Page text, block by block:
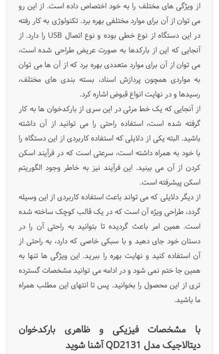
از ویژگی های مختلف را به خود اختصاص داده است. از این رو
می توان از آن برای موارد مختلفی بهره برد. تکنولوژی به کار رفته
در این دستگاه از نوع خطی بوده و نوع اتصال USB را دارد. از
آنجایی که این از بارکدها به صورت عریض طراحی شده است،
می توان از آن برای موارد متعددی بهره برد که از آن ها می توان
به مواردی همچون پردازش اسناد، بسته بندی های مختلف،
رسیدها و در نهایت انواع قبوض اشاره کرد.
از آنجایی که یک خط مرئی در این سری از بارکدخوان ها به کار
گرفته شده است، استفاده راحتی را می توانید از آن داشته
باشید. البته یکی از دلایلی که استفاده کاربردی از این دستگاه را
با خود به همراه داشته است، سرعتی است که در فرآیند اسکن
کردن از آن می بینید. این فرآیند نیز به خاطر وجود الگوریتم
اسکن پیشرفته است.
از دیگر دلایلی که می تواند باعث استفاده کاربردی از این وسیله
گردد، طراحی ویژه آن است که در یک قالب کوچک ساخته شده
است. همین امر باعث گردیده تا بتوانید به راحتی آن را در
دستان خود جای دهید و با سبکی خاصی که دارد، به راحتی از
آن استفاده کنید و نهایت بهره را ببرید. این ویژگی ها تنها به
همین جا ختم نمی شود و در ادامه می توانید مشخصات گسترده
تری از این محصول را بخوانید. پس تا انتهای این مطلب همراه
ما باشید.
با مشخصات فیزیکی و ظاهری بارکدخوان
دیتالاجیک مدل QD2131 آشنا شوید